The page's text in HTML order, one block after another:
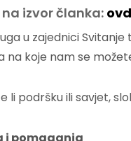
izvor članka:
u zajednici
na koje nam se
li podršku ili savjet,